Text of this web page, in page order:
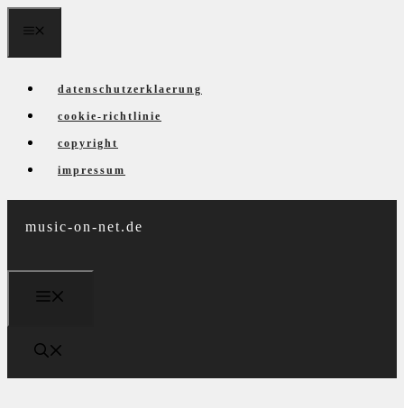
datenschutzerklaerung
cookie-richtlinie
copyright
impressum
music-on-net.de